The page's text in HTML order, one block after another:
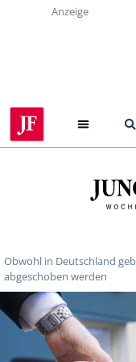
Anzeige
Obwohl in Deutschland
abgeschoben werden